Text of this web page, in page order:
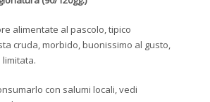
alimentate al pascolo, tipico
cruda, morbido, buonissimo al gusto,
con salumi locali, vedi